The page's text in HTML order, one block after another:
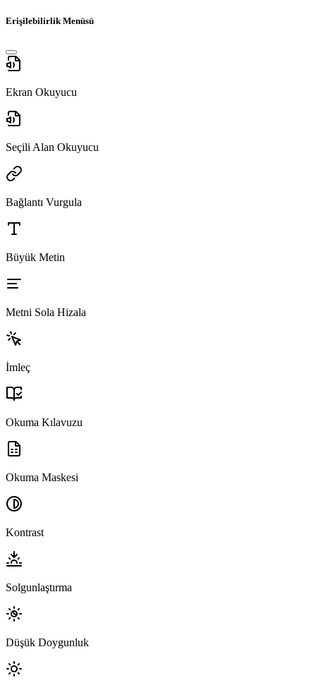
Erişilebilirlik Menüsü
Ekran Okuyucu
Seçili Alan Okuyucu
Bağlantı Vurgula
Büyük Metin
Metni Sola Hizala
İmleç
Okuma Kılavuzu
Okuma Maskesi
Kontrast
Solgunlaştırma
Düşük Doygunluk